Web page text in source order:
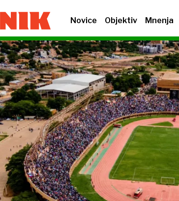
Novice Objektiv Mnenja